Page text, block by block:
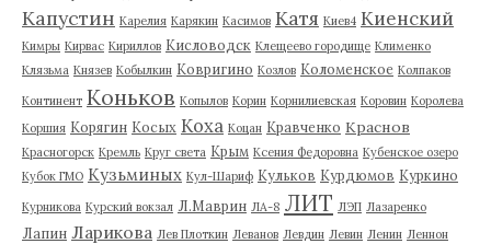
Капустин Карелия Карякин Касимов Катя Киев4 Киенский
Кимры Кирвас Кириллов Кисловодск Клещеево городище Клименко
Клязьма Князев Кобылкин Ковригино Козлов Коломенское Колпаков
Континент Коньков Копылов Корин Корнилиевская Коровин Королева
Коршия Корягин Косых Коха Коцан Кравченко Краснов
Красногорск Кремль Круг света Крым Ксения Федоровна Кубенское озеро
Кубок ГМО Кузьминых Кул-Шариф Кульков Курдюмов Куркино
Курникова Курский вокзал Л.Маврин ЛА-8 ЛИТ ЛЭП Лазаренко
Лапин Ларикова Лев Плоткин Леванов Левдин Левин Ленин Леннон